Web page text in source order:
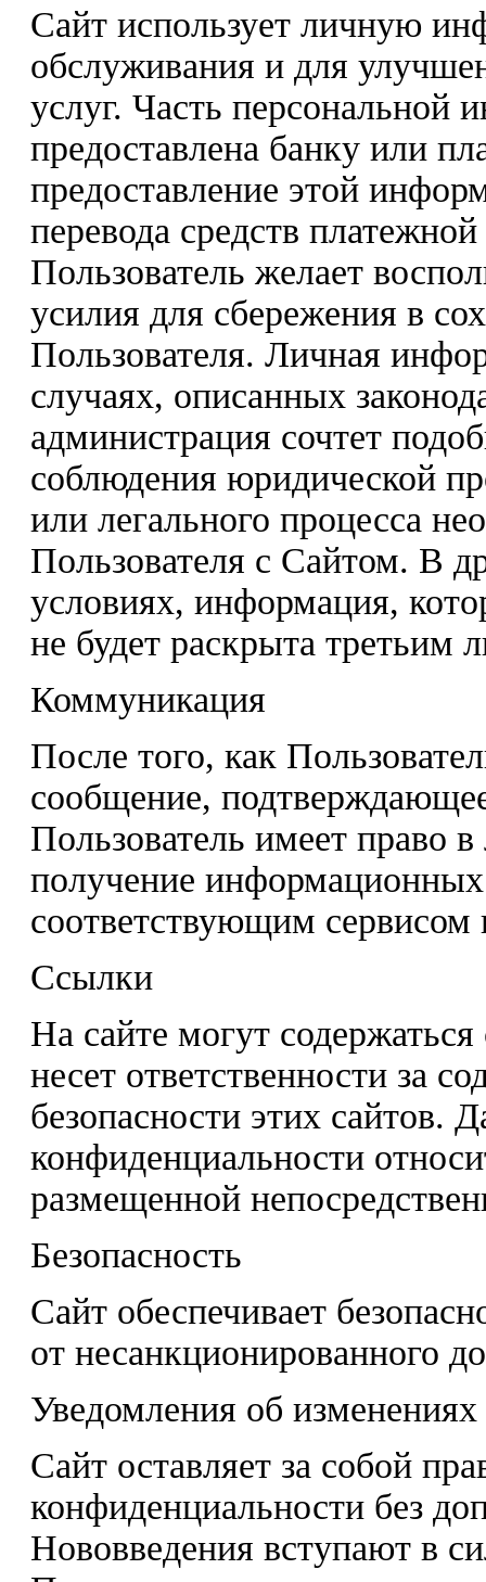
Сайт использует личную
обслуживания и для
услуг. Часть
предоставлена банку или
предоставление этой
перевода средств
Пользователь желает
усилия для сбережения в
Пользователя. Личная
случаях, описанных
администрация сочтет
соблюдения юридической
или легального процесса
Пользователя с Сайтом. В
условиях, информация,
не будет раскрыта третьим
Коммуникация
После того, как
сообщение,
Пользователь имеет право
получение
соответствующим сервисом
Ссылки
На сайте могут
несет ответственности за
безопасности этих сайтов.
конфиденциальности
размещенной
Безопасность
Сайт обеспечивает
от несанкционированного
Уведомления об изменениях
Сайт оставляет за собой
конфиденциальности без
Нововведения вступают в